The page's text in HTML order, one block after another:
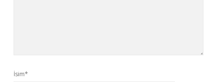
İsim*